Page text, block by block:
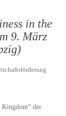
in the
9. März
Kingdom“ der